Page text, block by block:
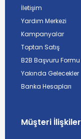
İletişim
Yardım Merkezi
Kampanyalar
Toptan Satış
B2B Başvuru Formu
Yakında Gelecekler
Banka Hesapları
Müşteri